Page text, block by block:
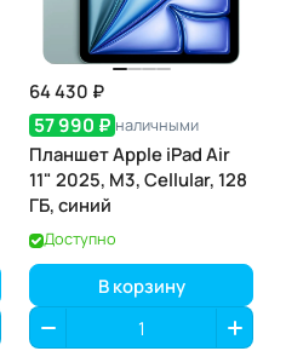
64 430 ₽
57 990 ₽ наличными
Планшет Apple iPad Air
11" 2025, M3, Cellular, 128
ГБ, синий
Доступно
В корзину